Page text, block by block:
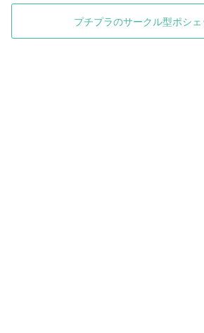
プチプラのサークル型ポシ